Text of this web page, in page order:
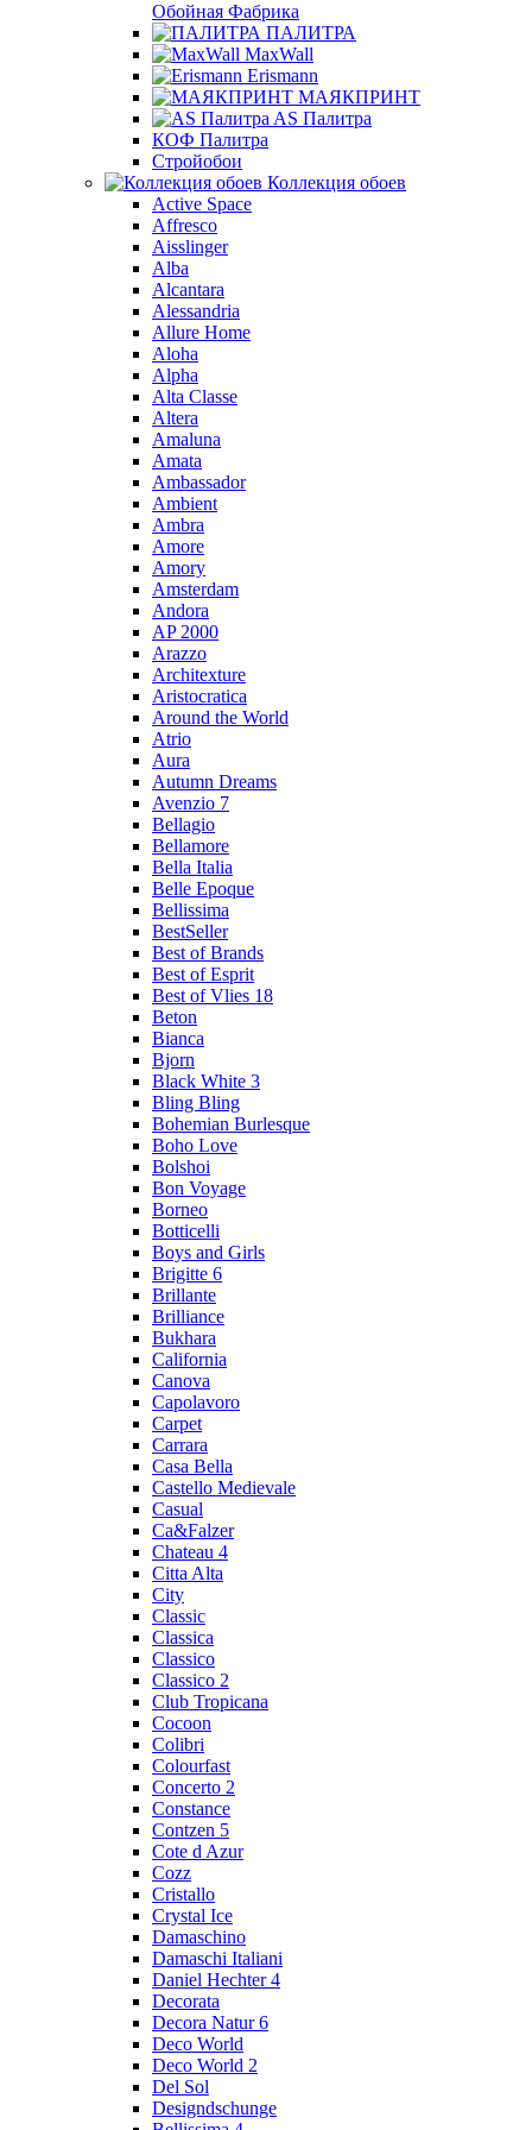
Обойная Фабрика
ПАЛИТРА
MaxWall
Erismann
МАЯКПРИНТ
AS Палитра
КОФ Палитра
Стройобои
Коллекция обоев
Active Space
Affresco
Aisslinger
Alba
Alcantara
Alessandria
Allure Home
Aloha
Alpha
Alta Classe
Altera
Amaluna
Amata
Ambassador
Ambient
Ambra
Amore
Amory
Amsterdam
Andora
AP 2000
Arazzo
Architexture
Aristocratica
Around the World
Atrio
Aura
Autumn Dreams
Avenzio 7
Bellagio
Bellamore
Bella Italia
Belle Epoque
Bellissima
BestSeller
Best of Brands
Best of Esprit
Best of Vlies 18
Beton
Bianca
Bjorn
Black White 3
Bling Bling
Bohemian Burlesque
Boho Love
Bolshoi
Bon Voyage
Borneo
Botticelli
Boys and Girls
Brigitte 6
Brillante
Brilliance
Bukhara
California
Canova
Capolavoro
Carpet
Carrara
Casa Bella
Castello Medievale
Casual
Ca&Falzer
Chateau 4
Citta Alta
City
Classic
Classica
Classico
Classico 2
Club Tropicana
Cocoon
Colibri
Colourfast
Concerto 2
Constance
Contzen 5
Cote d Azur
Cozz
Cristallo
Crystal Ice
Damaschino
Damaschi Italiani
Daniel Hechter 4
Decorata
Decora Natur 6
Deco World
Deco World 2
Del Sol
Designdschunge